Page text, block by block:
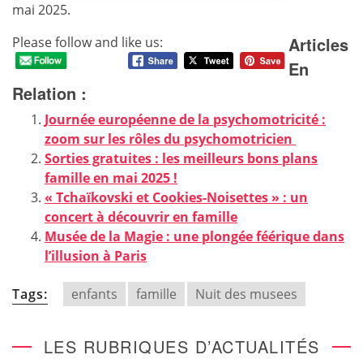
mai 2025.
Please follow and like us:
Articles
En
Relation :
Journée européenne de la psychomotricité :
zoom sur les rôles du psychomotricien
Sorties gratuites : les meilleurs bons plans
famille en mai 2025 !
« Tchaïkovski et Cookies-Noisettes » : un
concert à découvrir en famille
Musée de la Magie : une plongée féérique dans
l’illusion à Paris
Tags: enfants famille Nuit des musees
LES RUBRIQUES D’ACTUALITÉS